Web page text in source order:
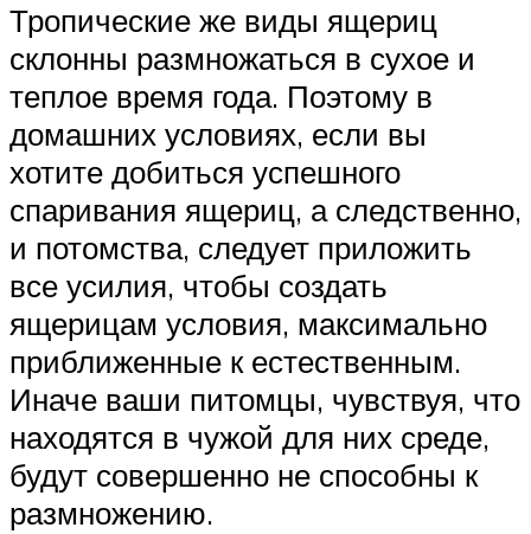
Тропические же виды ящериц
склонны размножаться в сухое и
теплое время года. Поэтому в
домашних условиях, если вы
хотите добиться успешного
спаривания ящериц, а следственно,
и потомства, следует приложить
все усилия, чтобы создать
ящерицам условия, максимально
приближенные к естественным.
Иначе ваши питомцы, чувствуя, что
находятся в чужой для них среде,
будут совершенно не способны к
размножению.